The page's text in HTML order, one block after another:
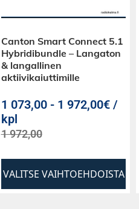
Canton Smart Connect 5.1
Hybridibundle – Langaton
& langallinen
aktiivikaiuttimille
1 073,00- 1 972,00€ /
kpl
1 972,00
VALITSE VAIHTOEHDOISTA